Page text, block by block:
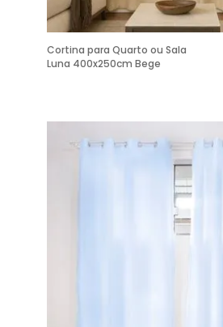
Cortina para Quarto ou Sala
Luna 400x250cm Bege